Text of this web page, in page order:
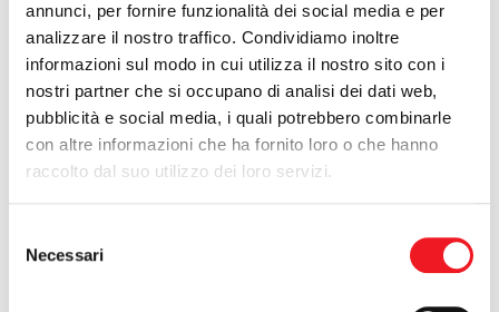
annunci, per fornire funzionalità dei social media e per
analizzare il nostro traffico. Condividiamo inoltre
informazioni sul modo in cui utilizza il nostro sito con i
nostri partner che si occupano di analisi dei dati web,
pubblicità e social media, i quali potrebbero combinarle
con altre informazioni che ha fornito loro o che hanno
raccolto dal suo utilizzo dei loro servizi.
delNecessari
dove si sono distinti tra i 1350 atleti presenti al Festival dei
Giovani, massima manifestazione di livello nazionale (non
esistono i tricolori per queste categorie). Il bottino finale è
ingente; 3 ori, 3 argenti ed un bronzo, in pratica tutti e 6 i
canottieri presenti sono andati a podio. Le medaglie più
preziose arrivano daMarco Tenedini(1° con il 7,20 allievi B),
Giacomo Bustaffa
(1° con il 4 di coppia della Lombardia) e